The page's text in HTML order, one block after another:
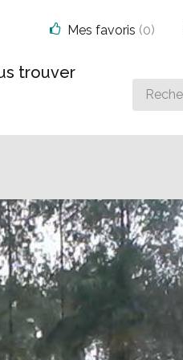
trouver
Search
for
Mes favoris (0)